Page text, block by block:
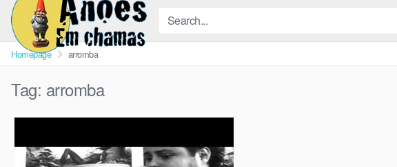
Skip
content
Homepage arromba
Tag: arromba